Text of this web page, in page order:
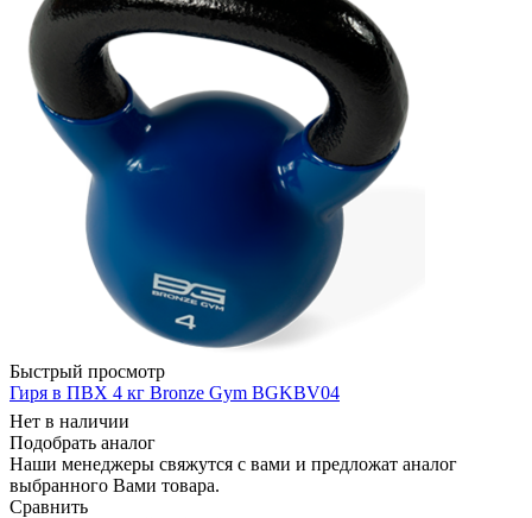
Быстрый просмотр
Гиря в ПВХ 4 кг Bronze Gym BGKBV04
Нет в наличии
Подобрать аналог
Наши менеджеры свяжутся с вами и предложат аналог
выбранного Вами товара.
Сравнить